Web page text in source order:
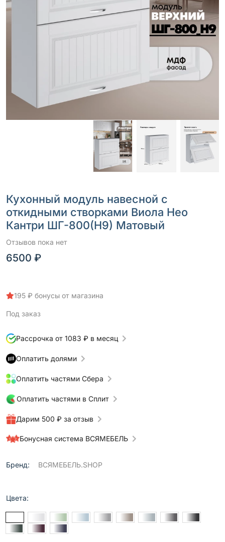
Кухонный модуль навесной с
откидными створками Виола Нео
Кантри ШГ-800(Н9) Матовый
Отзывов пока нет
6500 ₽
195 ₽ бонусы от магазина
Под заказ
Рассрочка от 1083 ₽ в месяц
Оплатить долями
Оплатить частями Сбера
Оплатить частями в Сплит
Дарим 500 ₽ за отзыв
Бонусная система ВСЯМЕБЕЛЬ
Бренд: ВСЯМЕБЕЛЬ.SHOP
Цвета: